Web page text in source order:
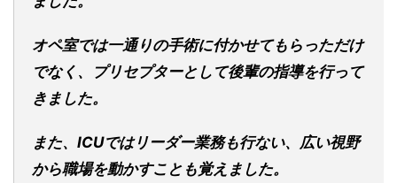
オペ室では一通りの手術に付かせてもらっただけ
でなく、プリセプターとして後輩の指導を行って
きました。
また、ICUではリーダー業務も行ない、広い視野
から職場を動かすことも覚えました。